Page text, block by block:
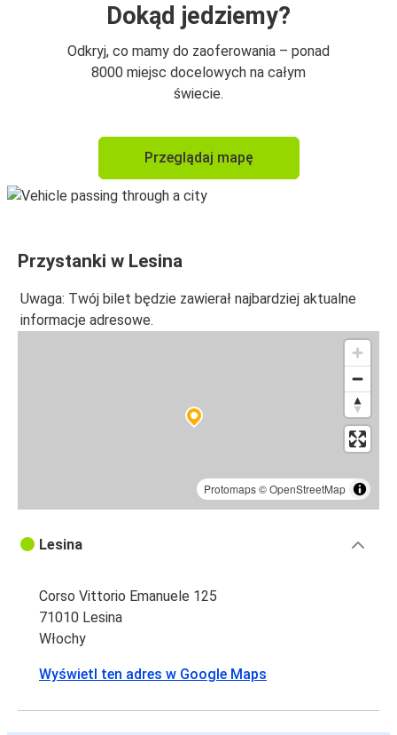
Dokąd jedziemy?
Odkryj, co mamy do zaoferowania – ponad
8000 miejsc docelowych na całym
świecie.
Przeglądaj mapę
Przystanki w Lesina
Uwaga: Twój bilet będzie zawierał najbardziej aktualne
informacje adresowe.
Protomaps©OpenStreetMap
Lesina
Corso Vittorio Emanuele 125
71010 Lesina
Włochy
Wyświetl ten adres w Google Maps